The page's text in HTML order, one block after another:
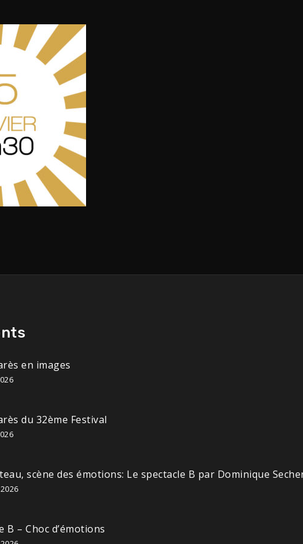
en images
du 32ème Festival
scène des émotions: Le spectacle B par Dominique
B – Choc d’émotions